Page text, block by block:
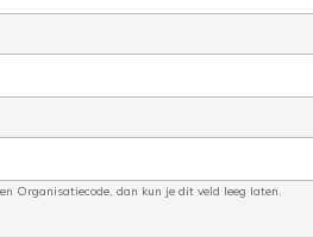
Organisatiecode, dan kun je dit veld leeg laten.